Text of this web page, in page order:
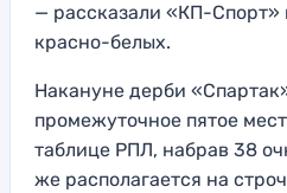
— рассказали «КП-Спорт»
красно-белых.
Накануне дерби
промежуточное пятое
таблице РПЛ, набрав 38
же располагается на